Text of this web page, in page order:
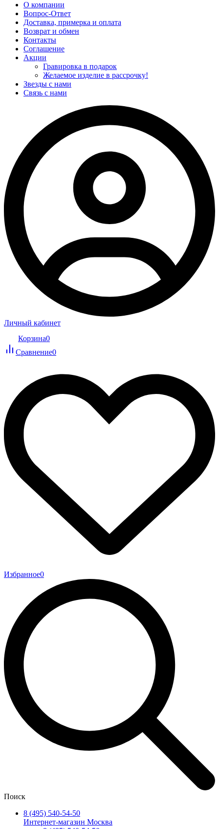
О компании
Вопрос-Ответ
Доставка, примерка и оплата
Возврат и обмен
Контакты
Соглашение
Акции
Гравировка в подарок
Желаемое изделие в рассрочку!
Звезды с нами
Связь с нами
Личный кабинет
Корзина0
Сравнение0
Избранное0
Поиск
8 (495) 540-54-50
Интернет-магазин Москва